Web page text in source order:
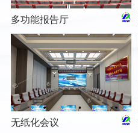
多功能报告厅
无纸化会议